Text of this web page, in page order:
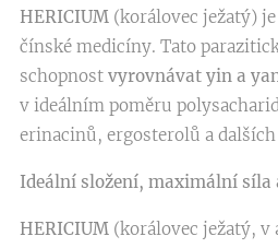
HERICIUM (korálovec ježatý)
čínské medicíny. Tato
schopnost vyrovnávat yin a
v ideálním poměru
erinacinů, ergosterolů a
Ideální složení, maximální síla
HERICIUM (korálovec ježatý,